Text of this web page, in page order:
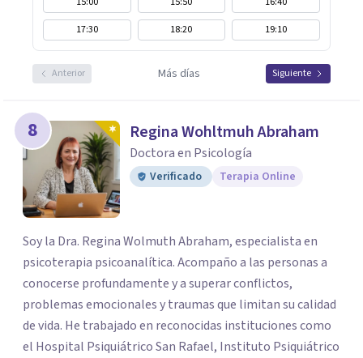
17:30
18:20 19:10
Anterior Más días Siguiente
8 Regina Wohltmuh Abraham
Doctora en Psicología
Verificado Terapia Online
Soy la Dra. Regina Wolmuth Abraham, especialista en
psicoterapia psicoanalítica. Acompaño a las personas a
conocerse profundamente y a superar conflictos,
problemas emocionales y traumas que limitan su calidad
de vida. He trabajado en reconocidas instituciones como
el Hospital Psiquiátrico San Rafael, Instituto Psiquiátrico